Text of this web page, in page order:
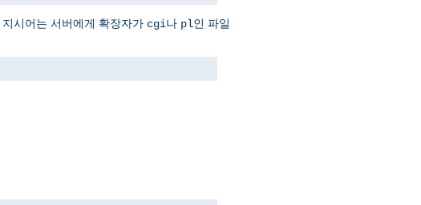
지시어는 서버에게 확장자가 cgi나 pl인 파일